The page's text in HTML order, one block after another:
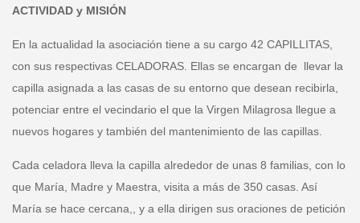
ACTIVIDAD y MISIÓN
En la actualidad la asociación tiene a su cargo 42 CAPILLITAS,
con sus respectivas CELADORAS. Ellas se encargan de llevar la
capilla asignada a las casas de su entorno que desean recibirla,
potenciar entre el vecindario el que la Virgen Milagrosa llegue a
nuevos hogares y también del mantenimiento de las capillas.
Cada celadora lleva la capilla alrededor de unas 8 familias, con lo
que María, Madre y Maestra, visita a más de 350 casas. Así
María se hace cercana,, y a ella dirigen sus oraciones de petición